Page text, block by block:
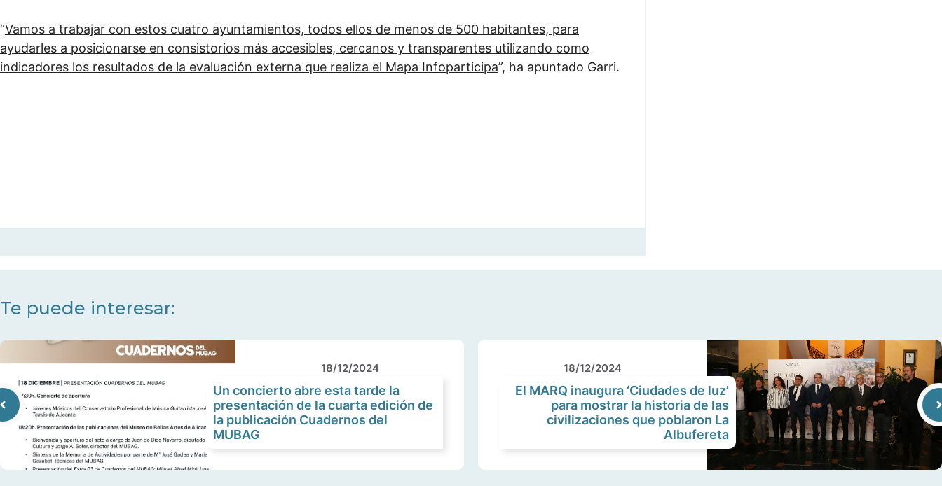
“Vamos a trabajar con estos cuatro ayuntamientos, todos ellos de menos de 500 habitantes, para
ayudarles a posicionarse en consistorios más accesibles, cercanos y transparentes utilizando como
indicadores los resultados de la evaluación externa que realiza el Mapa Infoparticipa”, ha apuntado Garri.
Te puede interesar:
18/12/2024
Un concierto abre esta tarde la
presentación de la cuarta edición de
la publicación Cuadernos del
MUBAG
18/12/2024
El MARQ inaugura ‘Ciudades de luz’
para mostrar la historia de las
civilizaciones que poblaron La
Albufereta